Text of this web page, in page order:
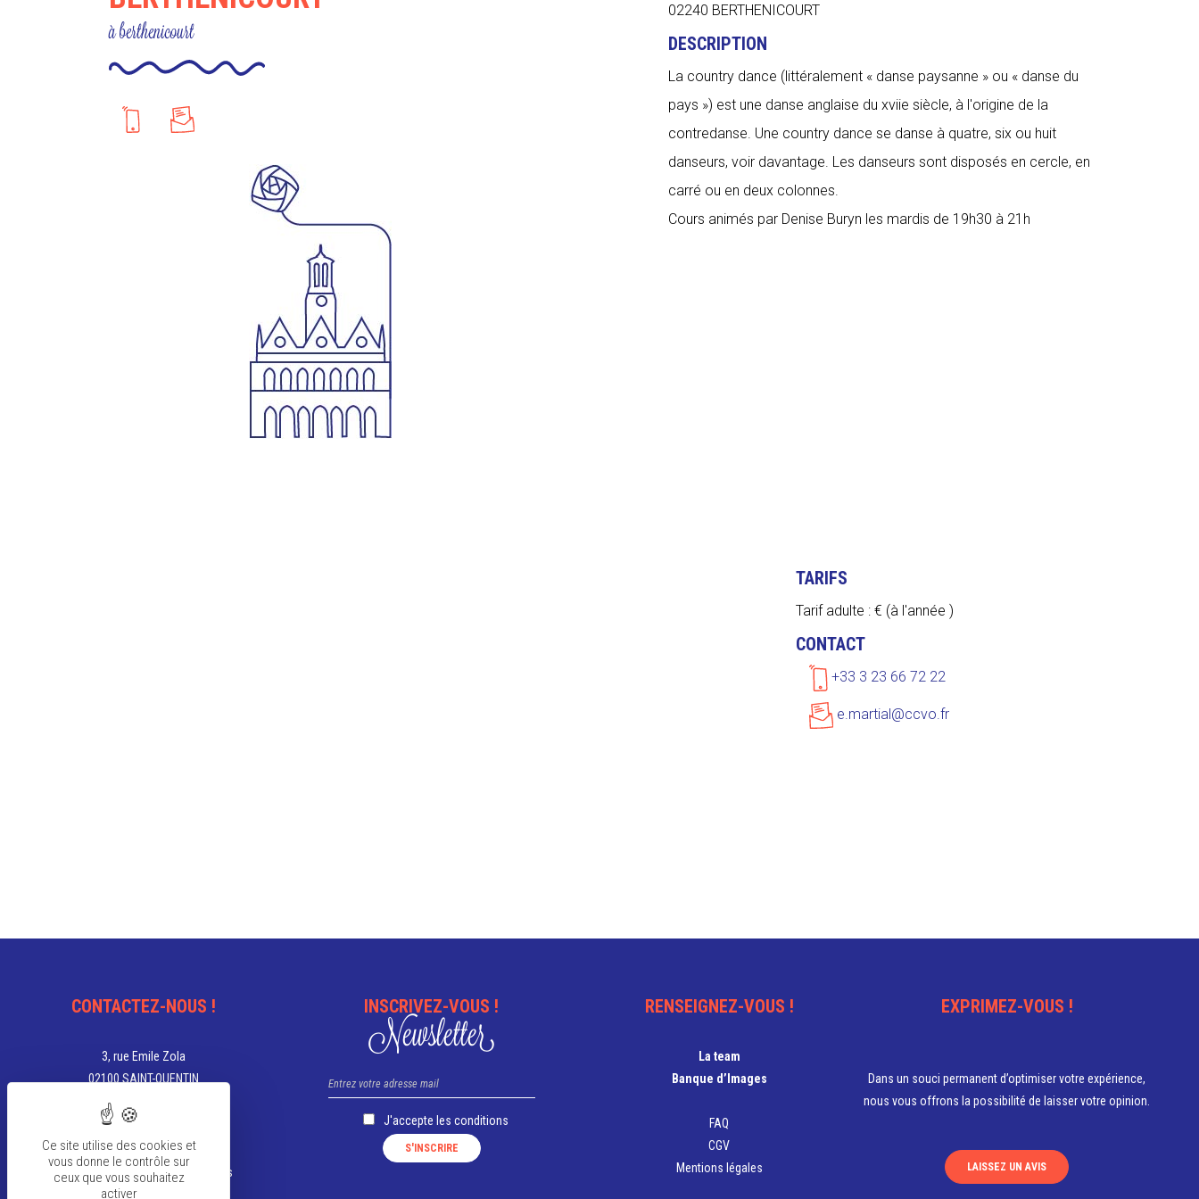
à berthenicourt
02240 BERTHENICOURT
DESCRIPTION
La country dance (littéralement « danse paysanne » ou « danse du
pays ») est une danse anglaise du xviie siècle, à l'origine de la
contredanse. Une country dance se danse à quatre, six ou huit
danseurs, voir davantage. Les danseurs sont disposés en cercle, en
carré ou en deux colonnes.
Cours animés par Denise Buryn les mardis de 19h30 à 21h
TARIFS
Tarif adulte : € (à l'année )
CONTACT
+33 3 23 66 72 22
e.martial@ccvo.fr
CONTACTEZ-NOUS !
3, rue Emile Zola
02100 SAINT-QUENTIN
03 23 67 05 00
tourisme@saint-quentin.fr
Aujourd'hui, nous sommes ouverts
de 9h à 12h et de 13h30 à 18h
INSCRIVEZ-VOUS !
Newsletter
J'accepte lesconditions
RENSEIGNEZ-VOUS !
La team
Banque d’Images
FAQ
CGV
Mentions légales
EXPRIMEZ-VOUS !
Dans un souci permanent d’optimiser votre expérience,
nous vous offrons la possibilité de laisser votre opinion.
LAISSEZ UN AVIS
Ce site utilise des cookies et
vous donne le contrôle sur
ceux que vous souhaitez
activer